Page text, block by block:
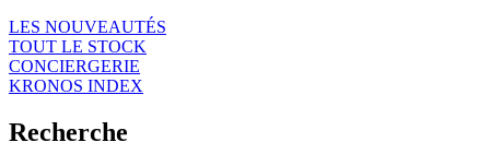
LES NOUVEAUTÉS
TOUT LE STOCK
CONCIERGERIE
KRONOS INDEX
Recherche